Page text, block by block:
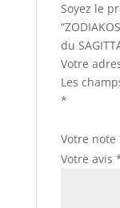
Soyez le
du
Votre
Les
*
Votre note
Votre avis